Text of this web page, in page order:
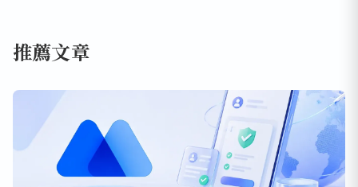
推薦文章